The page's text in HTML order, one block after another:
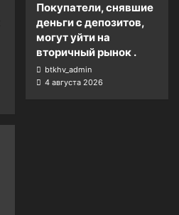
Покупатели, снявшие
деньги с депозитов,
могут уйти на
вторичный рынок .
btkhv_admin
4 августа 2026